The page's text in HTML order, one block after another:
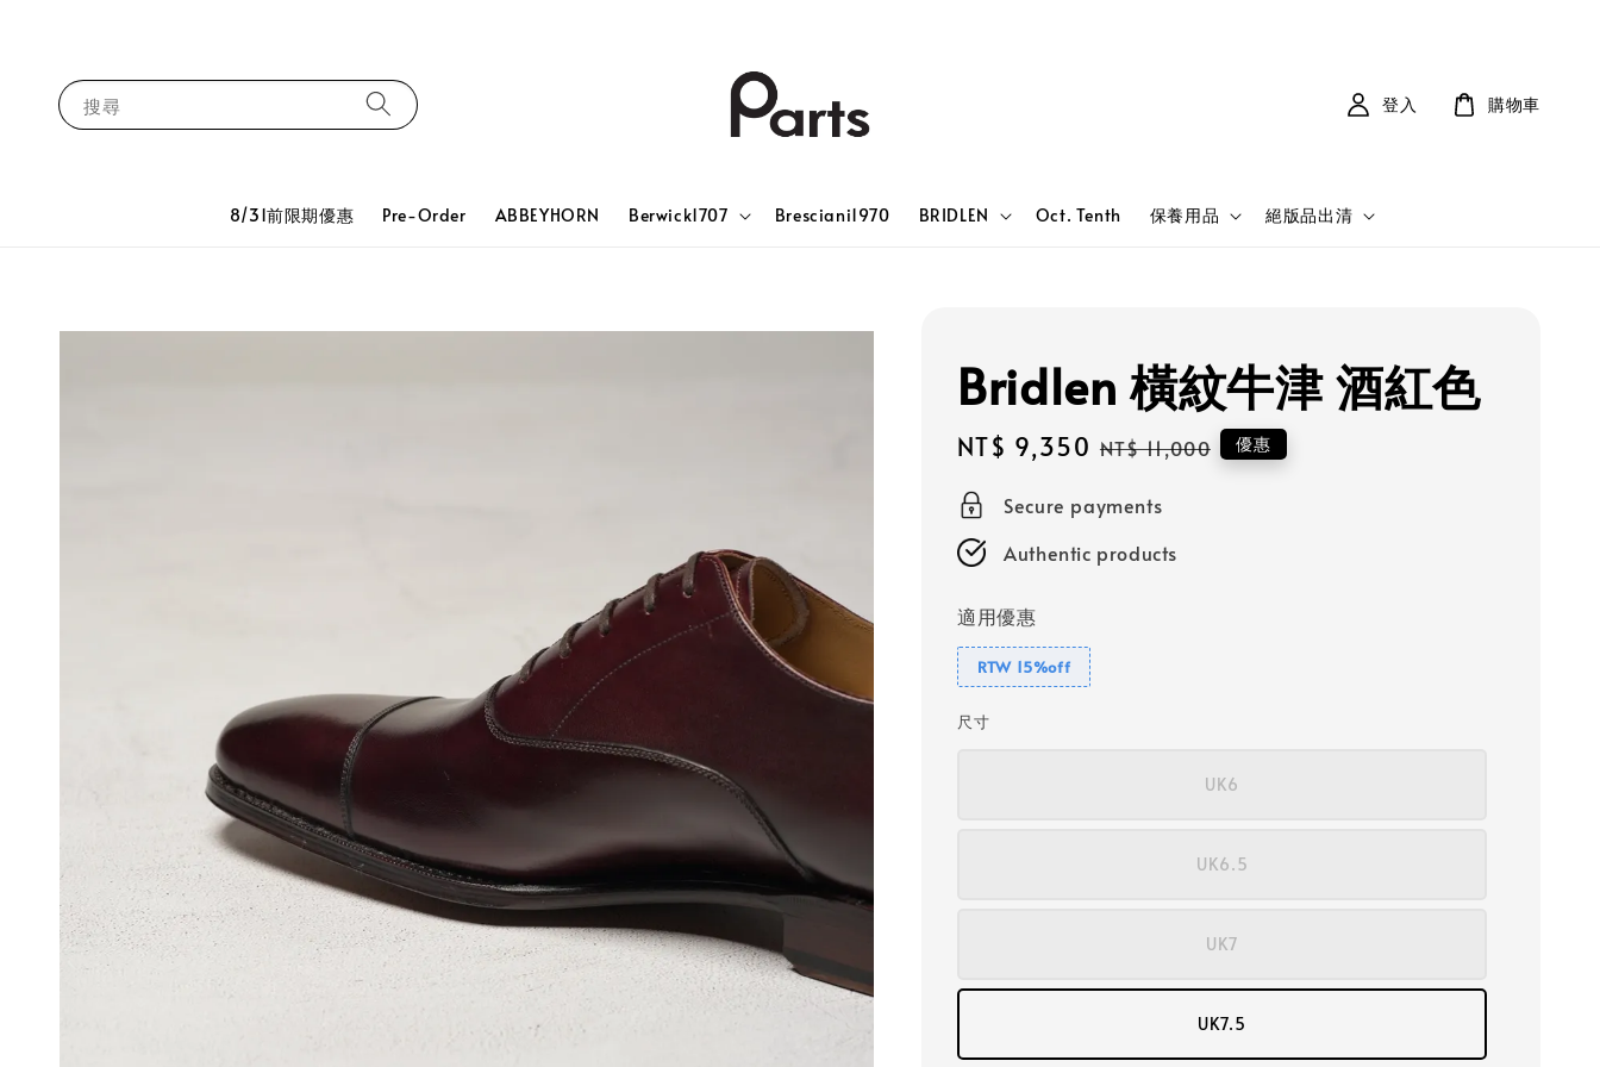
搜尋
8/31前限期優惠 Pre-Order ABBEYHORN Berwick1707 Bresciani1970 BRIDLEN Oct. Tenth 保養用品 絕版品出清
登入 購物車
Bridlen 橫紋牛津 酒紅色
Sale
price
NT$ 9,350 Regular
NT$ 11,000 優惠
Secure payments
Authentic products
適用優惠
RTW 15%off
尺寸
UK6
UK6.5
UK7
UK7.5